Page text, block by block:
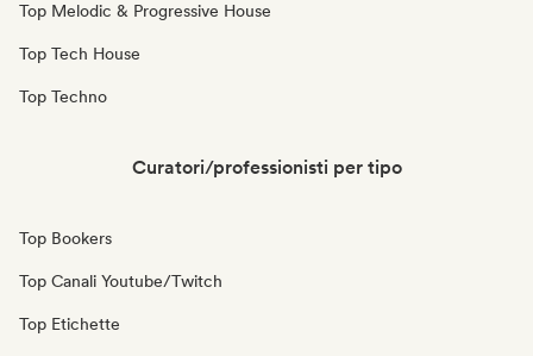
Top Melodic & Progressive House
Top Tech House
Top Techno
Curatori/professionisti per tipo
Top Bookers
Top Canali Youtube/Twitch
Top Etichette